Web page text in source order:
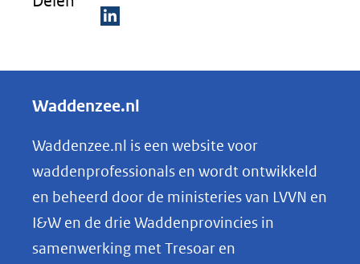
e
e
n
o
p
Waddenzee.nl
Waddenzee.nl is een website voor
waddenprofessionals en wordt ontwikkeld
en beheerd door de ministeries van LVVN en
I&W en de drie Waddenprovincies in
samenwerking met Tresoar en